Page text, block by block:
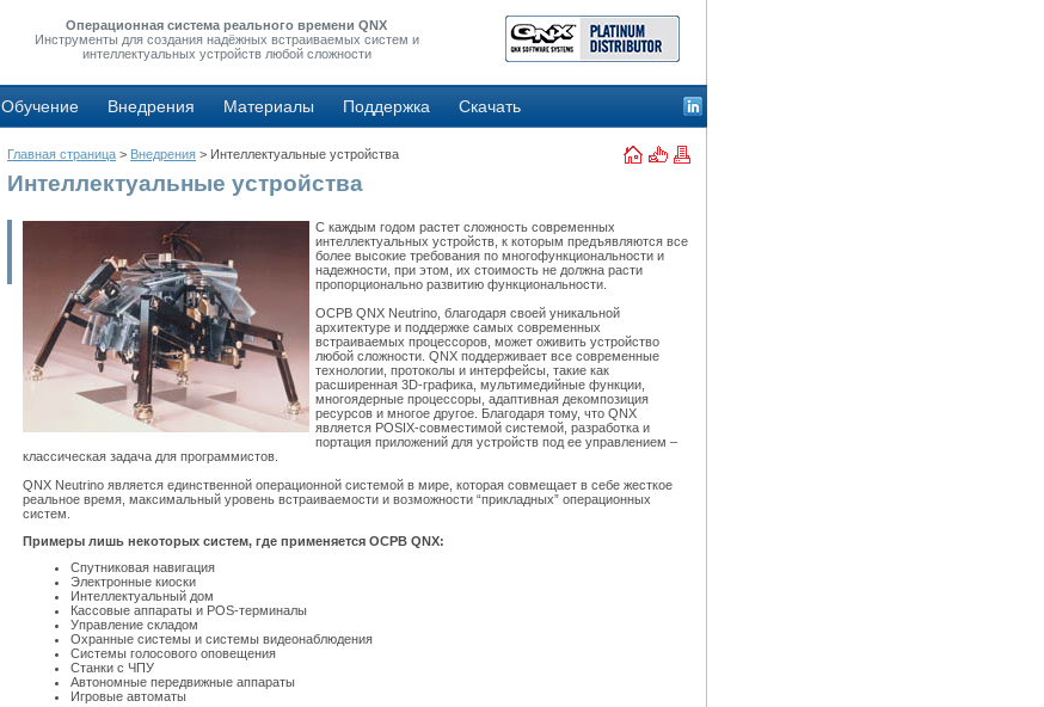
Операционная система реального времени QNX
Инструменты для создания надёжных встраиваемых систем и
интеллектуальных устройств любой сложности
Обучение Внедрения Материалы Поддержка Скачать
Главная страница > Внедрения > Интеллектуальные устройства
Интеллектуальные устройства
С каждым годом растет сложность современных
интеллектуальных устройств, к которым предъявляются все
более высокие требования по многофункциональности и
надежности, при этом, их стоимость не должна расти
пропорционально развитию функциональности.
ОСРВ QNX Neutrino, благодаря своей уникальной
архитектуре и поддержке самых современных
встраиваемых процессоров, может оживить устройство
любой сложности. QNX поддерживает все современные
технологии, протоколы и интерфейсы, такие как
расширенная 3D-графика, мультимедийные функции,
многоядерные процессоры, адаптивная декомпозиция
ресурсов и многое другое. Благодаря тому, что QNX
является POSIX-совместимой системой, разработка и
портация приложений для устройств под ее управлением –
классическая задача для программистов.
QNX Neutrino является единственной операционной системой в мире, которая совмещает в себе жесткое
реальное время, максимальный уровень встраиваемости и возможности “прикладных” операционных
систем.
Примеры лишь некоторых систем, где применяется ОСРВ QNX:
Спутниковая навигация
Электронные киоски
Интеллектуальный дом
Кассовые аппараты и POS-терминалы
Управление складом
Охранные системы и системы видеонаблюдения
Системы голосового оповещения
Станки с ЧПУ
Автономные передвижные аппараты
Игровые автоматы